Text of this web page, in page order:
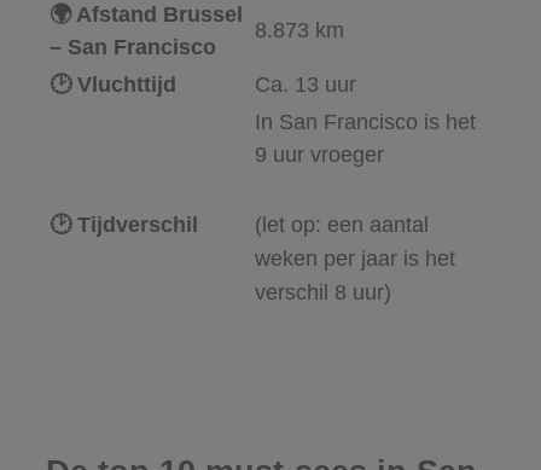
🌍 Afstand Brussel
– San Francisco
8.873 km
🕑 Vluchttijd Ca. 13 uur
🕑 Tijdverschil
In San Francisco is het
9 uur vroeger
(let op: een aantal
weken per jaar is het
verschil 8 uur)